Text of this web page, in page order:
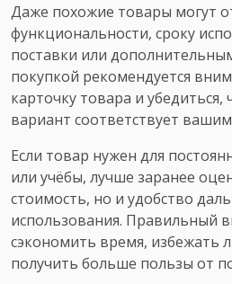
Даже похожие товары могут
функциональности, сроку
поставки или
покупкой рекомендуется
карточку товара и
вариант соответствует
Если товар нужен для
или учёбы, лучше заранее
стоимость, но и удобство
использования. Правильный
сэкономить время, избежать
получить больше пользы от